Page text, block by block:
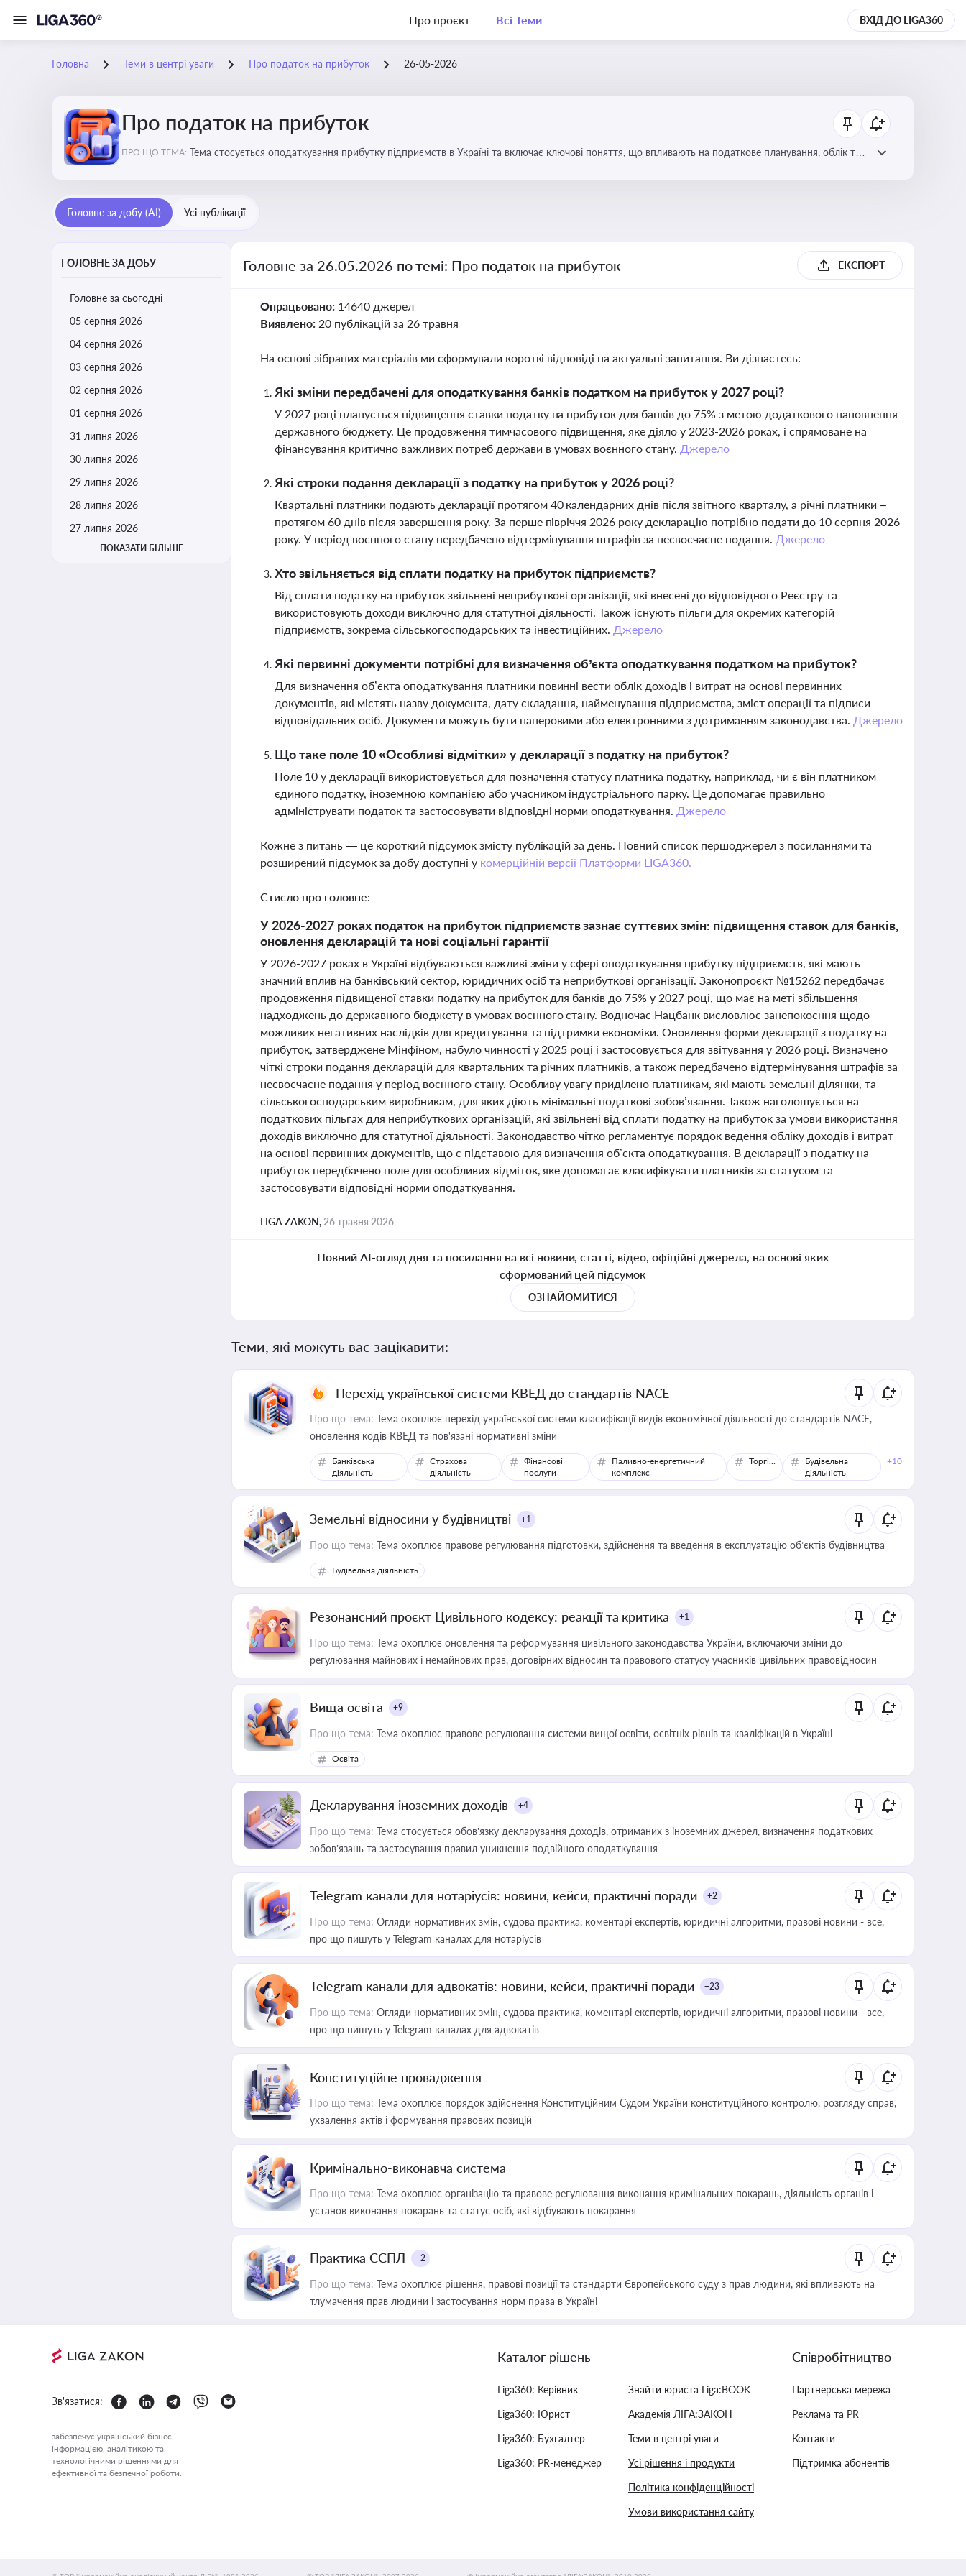
Про проєкт Всі Теми ВХІД ДО LIGA360
Головна Теми в центрі уваги Про податок на прибуток 26-05-2026
Про податок на прибуток
ПРО ЩО ТЕМА: Тема стосується оподаткування прибутку підприємств в Україні та включає ключові поняття, що впливають на податкове планування, облік та
Головне за добу (AI) Усі публікації
ГОЛОВНЕ ЗА ДОБУ
Головне за сьогодні
05 серпня 2026
04 серпня 2026
03 серпня 2026
02 серпня 2026
01 серпня 2026
31 липня 2026
30 липня 2026
29 липня 2026
28 липня 2026
27 липня 2026
ПОКАЗАТИ БІЛЬШЕ
Головне за 26.05.2026 по темі: Про податок на прибуток ЕКСПОРТ
Опрацьовано: 14640 джерел
Виявлено: 20 публікацій за 26 травня
На основі зібраних матеріалів ми сформували короткі відповіді на актуальні запитання. Ви дізнаєтесь:
Які зміни передбачені для оподаткування банків податком на прибуток у 2027 році?
У 2027 році планується підвищення ставки податку на прибуток для банків до 75% з метою додаткового наповнення
державного бюджету. Це продовження тимчасового підвищення, яке діяло у 2023-2026 роках, і спрямоване на
фінансування критично важливих потреб держави в умовах воєнного стану. Джерело
Які строки подання декларації з податку на прибуток у 2026 році?
Квартальні платники подають декларації протягом 40 календарних днів після звітного кварталу, а річні платники –
протягом 60 днів після завершення року. За перше півріччя 2026 року декларацію потрібно подати до 10 серпня 2026
року. У період воєнного стану передбачено відтермінування штрафів за несвоєчасне подання. Джерело
Хто звільняється від сплати податку на прибуток підприємств?
Від сплати податку на прибуток звільнені неприбуткові організації, які внесені до відповідного Реєстру та
використовують доходи виключно для статутної діяльності. Також існують пільги для окремих категорій
підприємств, зокрема сільськогосподарських та інвестиційних. Джерело
Які первинні документи потрібні для визначення об’єкта оподаткування податком на прибуток?
Для визначення об’єкта оподаткування платники повинні вести облік доходів і витрат на основі первинних
документів, які містять назву документа, дату складання, найменування підприємства, зміст операції та підписи
відповідальних осіб. Документи можуть бути паперовими або електронними з дотриманням законодавства. Джерело
Що таке поле 10 «Особливі відмітки» у декларації з податку на прибуток?
Поле 10 у декларації використовується для позначення статусу платника податку, наприклад, чи є він платником
єдиного податку, іноземною компанією або учасником індустріального парку. Це допомагає правильно
адмініструвати податок та застосовувати відповідні норми оподаткування. Джерело
Кожне з питань — це короткий підсумок змісту публікацій за день. Повний список першоджерел з посиланнями та
розширений підсумок за добу доступні у комерційній версії Платформи LIGA360.
Стисло про головне:
У 2026-2027 роках податок на прибуток підприємств зазнає суттєвих змін: підвищення ставок для банків,
оновлення декларацій та нові соціальні гарантії
У 2026-2027 роках в Україні відбуваються важливі зміни у сфері оподаткування прибутку підприємств, які мають
значний вплив на банківський сектор, юридичних осіб та неприбуткові організації. Законопроєкт №15262 передбачає
продовження підвищеної ставки податку на прибуток для банків до 75% у 2027 році, що має на меті збільшення
надходжень до державного бюджету в умовах воєнного стану. Водночас Нацбанк висловлює занепокоєння щодо
можливих негативних наслідків для кредитування та підтримки економіки. Оновлення форми декларації з податку на
прибуток, затверджене Мінфіном, набуло чинності у 2025 році і застосовується для звітування у 2026 році. Визначено
чіткі строки подання декларацій для квартальних та річних платників, а також передбачено відтермінування штрафів за
несвоєчасне подання у період воєнного стану. Особливу увагу приділено платникам, які мають земельні ділянки, та
сільськогосподарським виробникам, для яких діють мінімальні податкові зобов’язання. Також наголошується на
податкових пільгах для неприбуткових організацій, які звільнені від сплати податку на прибуток за умови використання
доходів виключно для статутної діяльності. Законодавство чітко регламентує порядок ведення обліку доходів і витрат
на основі первинних документів, що є підставою для визначення об’єкта оподаткування. В декларації з податку на
прибуток передбачено поле для особливих відміток, яке допомагає класифікувати платників за статусом та
застосовувати відповідні норми оподаткування.
LIGA ZAKON, 26 травня 2026
Повний AI-огляд дня та посилання на всі новини, статті, відео, офіційні джерела, на основі яких
сформований цей підсумок
ОЗНАЙОМИТИСЯ
Теми, які можуть вас зацікавити:
Перехід української системи КВЕД до стандартів NACE
Про що тема: Тема охоплює перехід української системи класифікації видів економічної діяльності до стандартів NACE,
оновлення кодів КВЕД та пов'язані нормативні зміни
Банківська
діяльність
Страхова
діяльність
Фінансові
послуги
Паливно-енергетичний
комплекс
Торгівля
Будівельна
діяльність
+10
Земельні відносини у будівництві +1
Про що тема: Тема охоплює правове регулювання підготовки, здійснення та введення в експлуатацію об’єктів будівництва
Будівельна діяльність
Резонансний проєкт Цивільного кодексу: реакції та критика +1
Про що тема: Тема охоплює оновлення та реформування цивільного законодавства України, включаючи зміни до
регулювання майнових і немайнових прав, договірних відносин та правового статусу учасників цивільних правовідносин
Вища освіта +9
Про що тема: Тема охоплює правове регулювання системи вищої освіти, освітніх рівнів та кваліфікацій в Україні
Освіта
Декларування іноземних доходів +4
Про що тема: Тема стосується обов’язку декларування доходів, отриманих з іноземних джерел, визначення податкових
зобов’язань та застосування правил уникнення подвійного оподаткування
Telegram канали для нотаріусів: новини, кейси, практичні поради +2
Про що тема: Огляди нормативних змін, судова практика, коментарі експертів, юридичні алгоритми, правові новини - все,
про що пишуть у Telegram каналах для нотаріусів
Telegram канали для адвокатів: новини, кейси, практичні поради +23
Про що тема: Огляди нормативних змін, судова практика, коментарі експертів, юридичні алгоритми, правові новини - все,
про що пишуть у Telegram каналах для адвокатів
Конституційне провадження
Про що тема: Тема охоплює порядок здійснення Конституційним Судом України конституційного контролю, розгляду справ,
ухвалення актів і формування правових позицій
Кримінально-виконавча система
Про що тема: Тема охоплює організацію та правове регулювання виконання кримінальних покарань, діяльність органів і
установ виконання покарань та статус осіб, які відбувають покарання
Практика ЄСПЛ +2
Про що тема: Тема охоплює рішення, правові позиції та стандарти Європейського суду з прав людини, які впливають на
тлумачення прав людини і застосування норм права в Україні
Зв'язатися:
забезпечує український бізнес
інформацією, аналітикою та
технологічними рішеннями для
ефективної та безпечної роботи.
Каталог рішень
Liga360: Керівник
Liga360: Юрист
Liga360: Бухгалтер
Liga360: PR-менеджер
Знайти юриста Liga:BOOK
Академія ЛІГА:ЗАКОН
Теми в центрі уваги
Усі рішення і продукти
Політика конфіденційності
Умови використання сайту
Співробітництво
Партнерська мережа
Реклама та PR
Контакти
Підтримка абонентів